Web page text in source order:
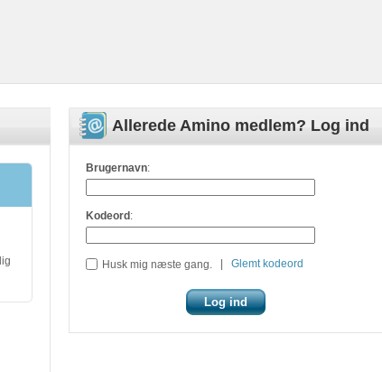
Allerede Amino medlem? Log ind
Brugernavn:
Kodeord :
Husk mig næste gang. Glemt kodeord